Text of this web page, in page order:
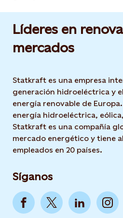
Líderes en
mercados
Statkraft es una empresa
generación hidroeléctrica y
energía renovable de
energía hidroeléctrica,
Statkraft es una compañía
mercado energético y tiene
empleados en 20 países.
Síganos